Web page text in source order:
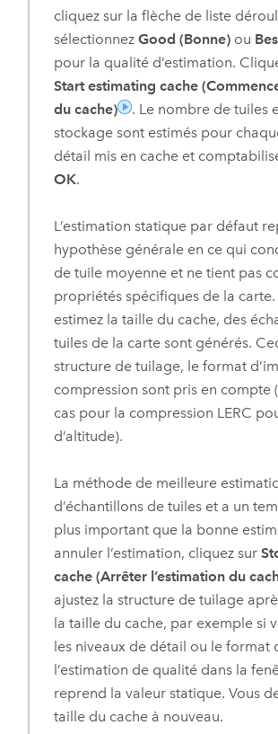
cliquez sur la flèche de liste
sélectionnez Good (Bonne)ou
pour la qualité d’estimation.
Start estimating cache
du cache)
. Le nombre de tuiles
stockage sont estimés pour
détail mis en cache et
OK.
L’estimation statique par défaut
hypothèse générale en ce qui
de tuile moyenne et ne tient pas
propriétés spécifiques de la
estimez la taille du cache, des
tuiles de la carte sont générés.
structure de tuilage, le format
compression sont pris en compte
cas pour la compression LERC
d’altitude).
La méthode de meilleure
d’échantillons de tuiles et a un
plus important que la bonne
annuler l’estimation, cliquez sur
cache (Arrêter l’estimation du
ajustez la structure de tuilage
la taille du cache, par exemple si
les niveaux de détail ou le format
l’estimation de qualité dans la
reprend la valeur statique. Vous
taille du cache à nouveau.